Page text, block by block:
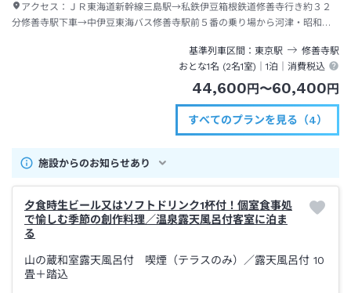
アクセス： ＪＲ東海道新幹線三島駅→私鉄伊豆箱根鉄道修善寺行き約３２
分修善寺駅下車→中伊豆東海バス修善寺駅前５番の乗り場から河津・昭和の
基準列車区間
東京駅 修善寺駅
おとな1名 (2名1室)｜1泊 ｜消費税込
44,600 円 〜60,400 円
すべてのプランを見る（4）
施設からのお知らせあり
夕食時生ビール又はソフトドリンク1杯付！個室食事処
で愉しむ季節の創作料理／温泉露天風呂付客室に泊ま
る
山の蔵和室露天風呂付 喫煙（テラスのみ） ／露天風呂付 10
畳＋踏込